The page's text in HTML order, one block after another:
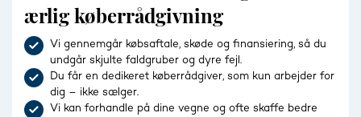
ærlig køberrådgivning
Vi gennemgår købsaftale, skøde og finansiering, så du
undgår skjulte faldgruber og dyre fejl.
Du får en dedikeret køberrådgiver, som kun arbejder for
dig – ikke sælger.
Vi kan forhandle på dine vegne og ofte skaffe bedre